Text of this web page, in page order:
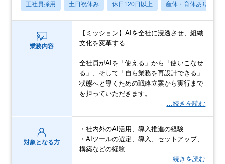
正社員採用 土日祝休み 休日120日以上 産休・育休あり
業務内容
【ミッション】AIを全社に浸透させ、組織
文化を変革する
全社員がAIを「使える」から「使いこなせ
る」、そして「自ら業務を再設計できる」
状態へと導くための戦略立案から実行まで
を担っていただきます。
…続きを読む
対象となる方
・社内外のAI活用、導入推進の経験
・AIツールの選定、導入、セットアップ、
構築などの経験
…続きを読む